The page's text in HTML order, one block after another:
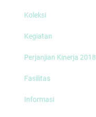
Koleksi
Kegiatan
Perjanjian Kinerja 2018
Fasilitas
Informasi